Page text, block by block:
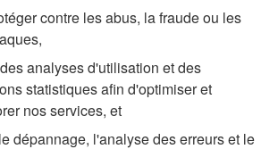
contre les abus, la fraude ou les
analyses d'utilisation et des
statistiques afin d'optimiser et
nos services, et
dépannage, l'analyse des erreurs et le